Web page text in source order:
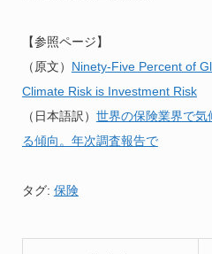
【参照ページ】
（原文） Ninety-Five Percent of
Climate Risk is Investment Risk
（日本語訳） 世界の保険業界で気
る傾向。年次調査報告で
タグ: 保険